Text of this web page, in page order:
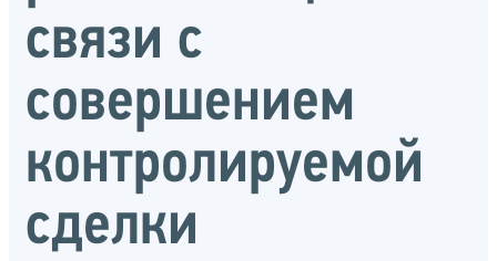
связи с
совершением
контролируемой
сделки